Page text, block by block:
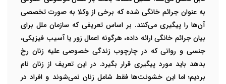
به عنوان جرائم خانگی شده که برخی از وکلا به صورت تخصصی
آن‌ها را پیگیری می‌کنند. بر اساس تعریفی که سازمان ملل برای
بیان جرائم خانگی ارائه داده، هرگونه اعمال زور یا آسیب فیزیکی،
جنسی و روانی که در چارچوب زندگی خصوصی علیه زنان رخ
بدهد باید مورد پیگیری قرار بگیرد. در این تعریف از زنان نام
بردیم؛ اما این خشونت‌ها فقط شامل زنان نمی‌شوند و افراد در